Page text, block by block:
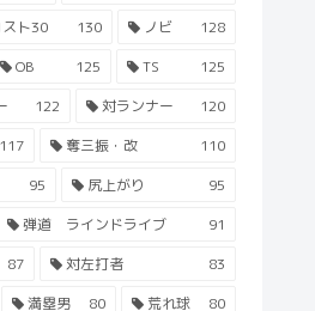
スト30 130 ノビ
128
OB 125 TS
125
122 対ランナー
120
117 奪三振・改
110
95 尻上がり
95
弾道 ラインドライブ
91
87 対左打者
83
満塁男 80 荒れ球 80